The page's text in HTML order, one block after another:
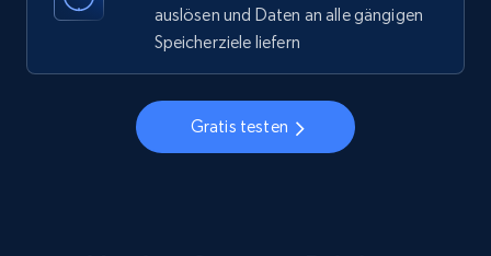
3.5K+ Gratis testen
Instagram - Profiles - Collect profile
auslösen und Daten an alle gängigen
Speicherziele liefern
Gratis testen